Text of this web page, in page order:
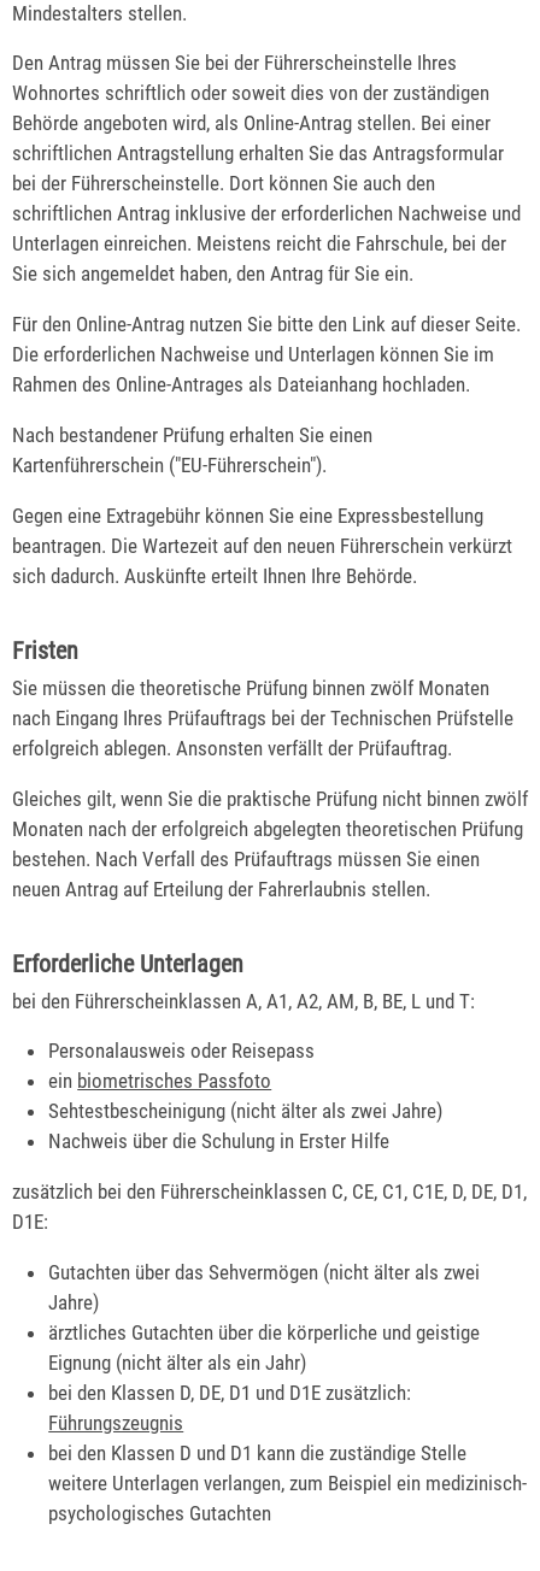
Mindestalters stellen.
Den Antrag müssen Sie bei der Führerscheinstelle Ihres
Wohnortes schriftlich oder soweit dies von der zuständigen
Behörde angeboten wird, als Online-Antrag stellen. Bei einer
schriftlichen Antragstellung erhalten Sie das Antragsformular
bei der Führerscheinstelle. Dort können Sie auch den
schriftlichen Antrag inklusive der erforderlichen Nachweise und
Unterlagen einreichen. Meistens reicht die Fahrschule, bei der
Sie sich angemeldet haben, den Antrag für Sie ein.
Für den Online-Antrag nutzen Sie bitte den Link auf dieser Seite.
Die erforderlichen Nachweise und Unterlagen können Sie im
Rahmen des Online-Antrages als Dateianhang hochladen.
Nach bestandener Prüfung erhalten Sie einen
Kartenführerschein ("EU-Führerschein").
Gegen eine Extragebühr können Sie eine Expressbestellung
beantragen. Die Wartezeit auf den neuen Führerschein verkürzt
sich dadurch. Auskünfte erteilt Ihnen Ihre Behörde.
Fristen
Sie müssen die theoretische Prüfung binnen zwölf Monaten
nach Eingang Ihres Prüfauftrags bei der Technischen Prüfstelle
erfolgreich ablegen. Ansonsten verfällt der Prüfauftrag.
Gleiches gilt, wenn Sie die praktische Prüfung nicht binnen zwölf
Monaten nach der erfolgreich abgelegten theoretischen Prüfung
bestehen. Nach Verfall des Prüfauftrags müssen Sie einen
neuen Antrag auf Erteilung der Fahrerlaubnis stellen.
Erforderliche Unterlagen
bei den Führerscheinklassen A, A1, A2, AM, B, BE, L und T:
Personalausweis oder Reisepass
ein biometrisches Passfoto
Sehtestbescheinigung (nicht älter als zwei Jahre)
Nachweis über die Schulung in Erster Hilfe
zusätzlich bei den Führerscheinklassen C, CE, C1, C1E, D, DE, D1,
D1E:
Gutachten über das Sehvermögen (nicht älter als zwei
Jahre)
ärztliches Gutachten über die körperliche und geistige
Eignung (nicht älter als ein Jahr)
bei den Klassen D, DE, D1 und D1E zusätzlich:
Führungszeugnis
bei den Klassen D und D1 kann die zuständige Stelle
weitere Unterlagen verlangen, zum Beispiel ein medizinisch-
psychologisches Gutachten